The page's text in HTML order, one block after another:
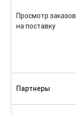
Просмотр заказов
на поставку
Партнеры